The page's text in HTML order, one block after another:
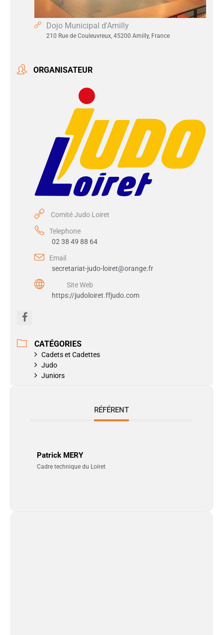
Dojo Municipal d'Amilly
210 Rue de Couleuvreux, 45200 Amilly, France
ORGANISATEUR
Comité Judo Loiret
Telephone
02 38 49 88 64
Email
secretariat-judo-loiret@orange.fr
Site Web
https://judoloiret.ffjudo.com
CATÉGORIES
Cadets et Cadettes
Judo
Juniors
RÉFÉRENT
Patrick MERY
Cadre technique du Loiret